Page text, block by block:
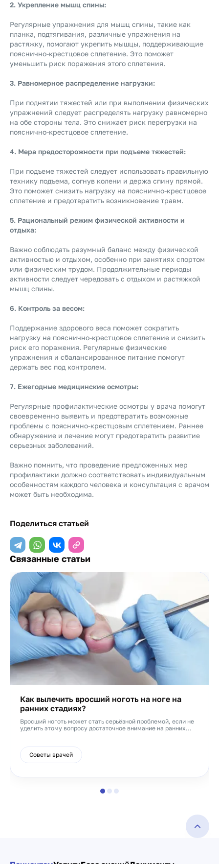
2. Укрепление мышц спины:
Регулярные упражнения для мышц спины, такие как
планка, подтягивания, различные упражнения на
растяжку, помогают укрепить мышцы, поддерживающие
пояснично-крестцовое сплетение. Это поможет
уменьшить риск поражения этого сплетения.
3. Равномерное распределение нагрузки:
При поднятии тяжестей или при выполнении физических
упражнений следует распределять нагрузку равномерно
на обе стороны тела. Это снижает риск перегрузки на
пояснично-крестцовое сплетение.
4. Мера предосторожности при подъеме тяжестей:
При подъеме тяжестей следует использовать правильную
технику подъема, согнув колени и держа спину прямой.
Это поможет снизить нагрузку на пояснично-крестцовое
сплетение и предотвратить возникновение травм.
5. Рациональный режим физической активности и
отдыха:
Важно соблюдать разумный баланс между физической
активностью и отдыхом, особенно при занятиях спортом
или физическим трудом. Продолжительные периоды
активности следует чередовать с отдыхом и растяжкой
мышц спины.
6. Контроль за весом:
Поддержание здорового веса поможет сократить
нагрузку на пояснично-крестцовое сплетение и снизить
риск его поражения. Регулярные физические
упражнения и сбалансированное питание помогут
держать вес под контролем.
7. Ежегодные медицинские осмотры:
Регулярные профилактические осмотры у врача помогут
своевременно выявить и предотвратить возможные
проблемы с пояснично-крестцовым сплетением. Раннее
обнаружение и лечение могут предотвратить развитие
серьезных заболеваний.
Важно помнить, что проведение предложенных мер
профилактики должно соответствовать индивидуальным
особенностям каждого человека и консультация с врачом
может быть необходима.
Поделиться статьей
Связанные статьи
Как вылечить вросший ноготь на ноге на
ранних стадиях?
Вросший ноготь может стать серьёзной проблемой, если не
уделить этому вопросу достаточное внимание на ранних...
Советы врачей